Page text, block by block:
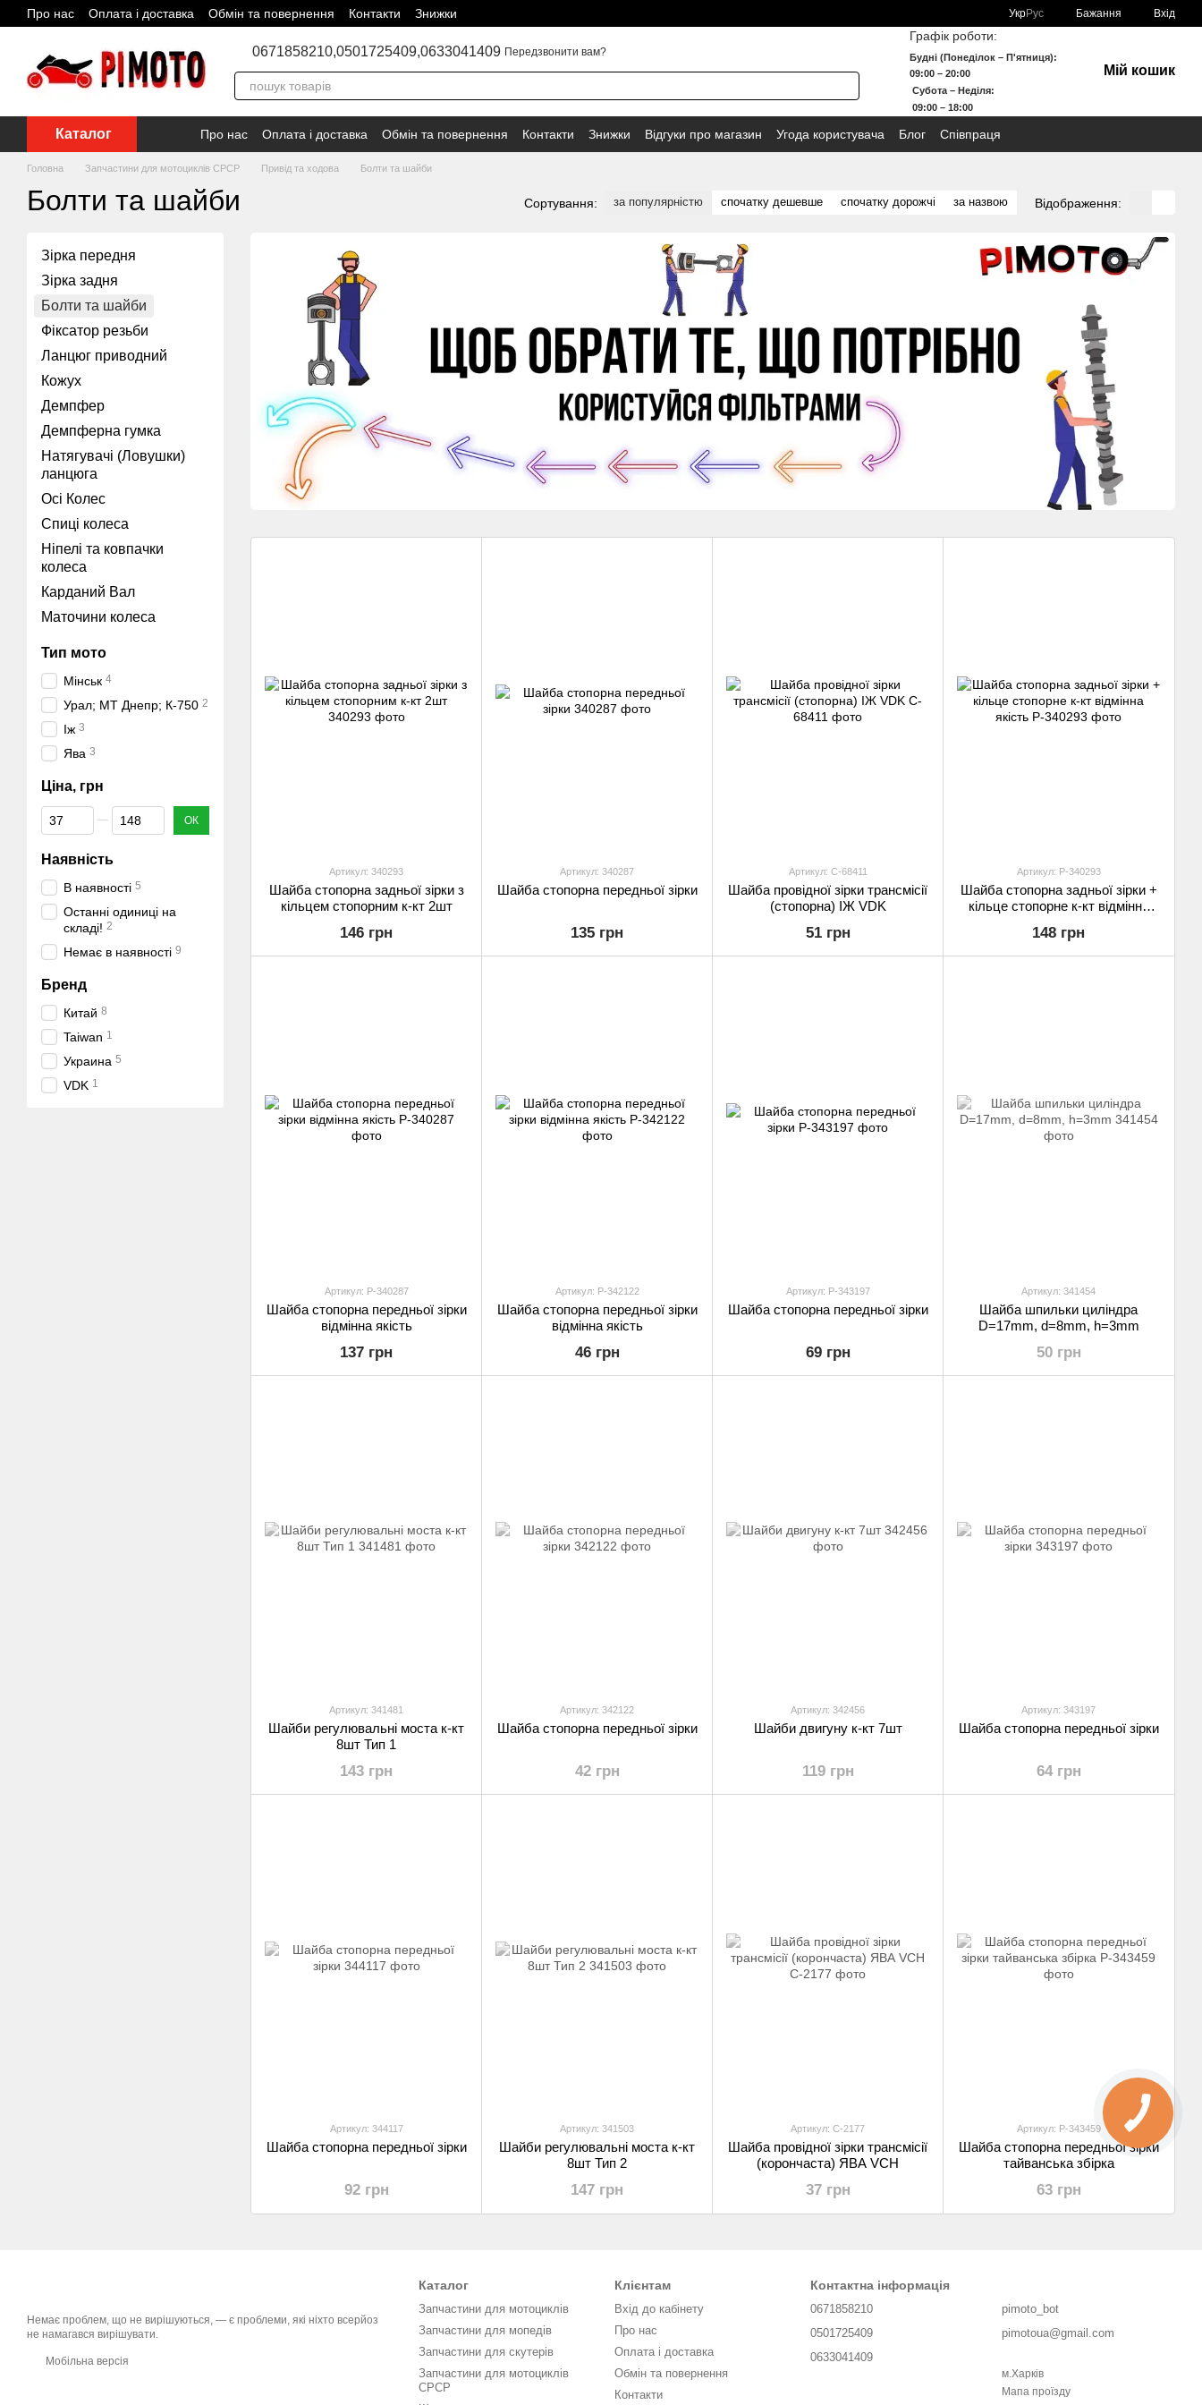
Перейти до основного контенту
Про нас Оплата і доставка Обмін та повернення Контакти
Знижки
Відгуки про магазин
Угода користувача Блог Співпраця
УкрРус Бажання Вхід
0671858210,0501725409,0633041409 Передзвонити вам?
Графік роботи:
Будні (Понеділок – П'ятниця):
09:00 – 20:00
Субота – Неділя:
09:00 – 18:00
Мій кошик
Каталог Про нас Оплата і доставка Обмін та повернення Контакти Знижки Відгуки про магазин Угода користувача Блог Співпраця
Головна Запчастини для мотоциклів СРСР Привід та ходова Болти та шайби
Болти та шайби Сортування: за популярністю спочатку дешевше спочатку дорожчі за назвою Відображення:
Артикул: 340293
Шайба стопорна задньої зірки з
кільцем стопорним к-кт 2шт
146 грн
Артикул: 340287
Шайба стопорна передньої зірки
135 грн
Артикул: C-68411
Шайба провідної зірки трансмісії
(стопорна) ІЖ VDK
51 грн
Артикул: P-340293
Шайба стопорна задньої зірки +
кільце стопорне к-кт відмінна
148 грн
Артикул: P-340287
Шайба стопорна передньої зірки
відмінна якість
137 грн
Артикул: P-342122
Шайба стопорна передньої зірки
відмінна якість
46 грн
Артикул: P-343197
Шайба стопорна передньої зірки
69 грн
Артикул: 341454
Шайба шпильки циліндра
D=17mm, d=8mm, h=3mm
50 грн
Артикул: 341481
Шайби регулювальні моста к-кт
8шт Тип 1
143 грн
Артикул: 342122
Шайба стопорна передньої зірки
42 грн
Артикул: 342456
Шайби двигуну к-кт 7шт
119 грн
Артикул: 343197
Шайба стопорна передньої зірки
64 грн
Артикул: 344117
Шайба стопорна передньої зірки
92 грн
Артикул: 341503
Шайби регулювальні моста к-кт
8шт Тип 2
147 грн
Артикул: C-2177
Шайба провідної зірки трансмісії
(корончаста) ЯВА VCH
37 грн
Артикул: P-343459
Шайба стопорна передньої зірки
тайванська збірка
63 грн
Зірка передня
Зірка задня
Болти та шайби
Фіксатор резьби
Ланцюг приводний
Кожух
Демпфер
Демпферна гумка
Натягувачі (Ловушки)
ланцюга
Осі Колес
Спиці колеса
Ніпелі та ковпачки
колеса
Карданий Вал
Маточини колеса
Тип мото
Мінськ 4
Урал; МТ Днепр; К-750 2
Іж 3
Ява 3
Ціна, грн
Від Ціна, грн
До Ціна, грн ОК
Наявність
В наявності 5
Останні одиниці на
складі! 2
Немає в наявності 9
Бренд
Китай 8
Taiwan 1
Украина 5
VDK 1
Немає проблем, що не вирішуються, — є проблеми, які ніхто всерйоз
не намагався вирішувати.
Мобільна версія
Каталог
Запчастини для мотоциклів
Запчастини для мопедів
Запчастини для скутерів
Запчастини для мотоциклів
СРСР
Клієнтам
Вхід до кабінету
Про нас
Оплата і доставка
Обмін та повернення
Контакти
Контактна інформація
0671858210
0501725409
0633041409
pimoto_bot
pimotoua@gmail.com
м.Харків
Мапа проїзду